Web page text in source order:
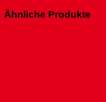
Ähnliche Produkte